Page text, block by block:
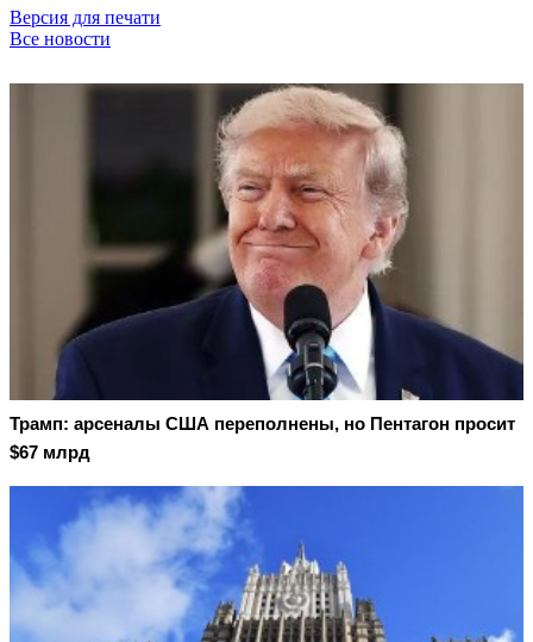
Версия для печати
Все новости
Трамп: арсеналы США переполнены, но Пентагон просит
$67 млрд